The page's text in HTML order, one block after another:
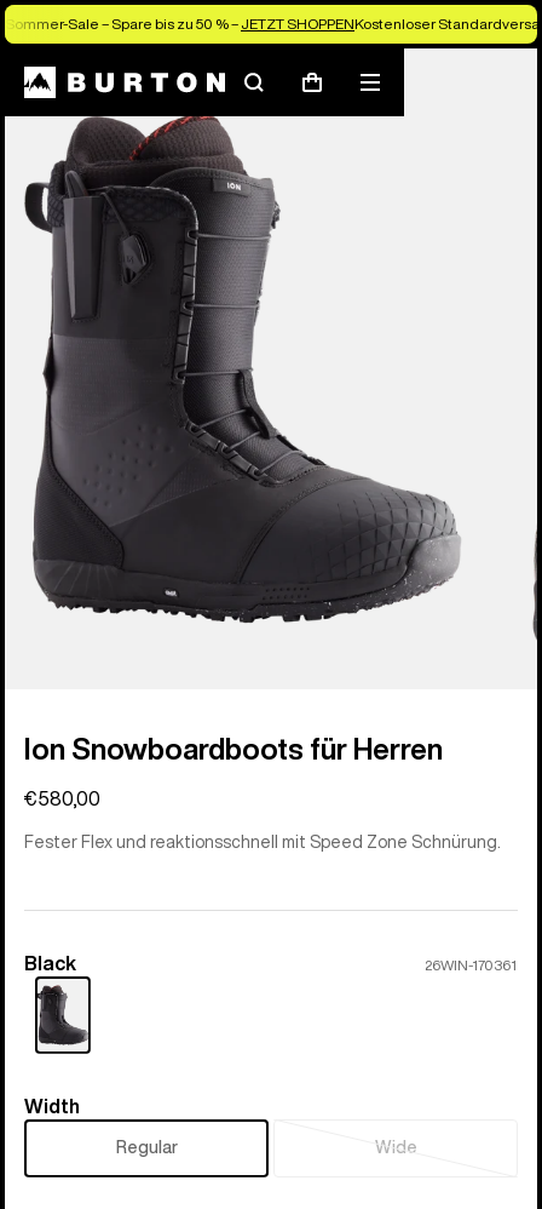
Sommer-Sale – Spare bis zu 50 % – JETZT SHOPPENKostenloser
SuchenWarenkorb
Menü
Die Experten von Burton erklären es dir
Ion Snowboardboots für Herren
€580,00
Fester Flex und reaktionsschnell mit Speed Zone Schnürung.
Farbe
Black 26WIN-170361
Width
Width
Regular Wide
Ausverkauft